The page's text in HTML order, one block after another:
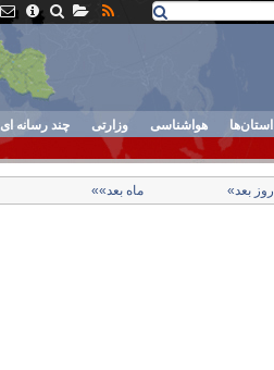
استان‌ها هواشناسی وزارتی چند رسانه ای
روز بعد» ماه بعد»»